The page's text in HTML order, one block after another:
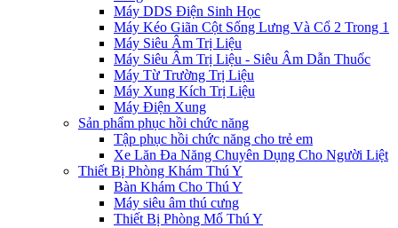
Máy DDS Điện Sinh Học
Máy Kéo Giãn Cột Sống Lưng Và Cổ 2 Trong 1
Máy Siêu Âm Trị Liệu
Máy Siêu Âm Trị Liệu - Siêu Âm Dẫn Thuốc
Máy Từ Trường Trị Liệu
Máy Xung Kích Trị Liệu
Máy Điện Xung
Sản phẩm phục hồi chức năng
Tập phục hồi chức năng cho trẻ em
Xe Lăn Đa Năng Chuyên Dụng Cho Người Liệt
Thiết Bị Phòng Khám Thú Y
Bàn Khám Cho Thú Y
Máy siêu âm thú cưng
Thiết Bị Phòng Mổ Thú Y